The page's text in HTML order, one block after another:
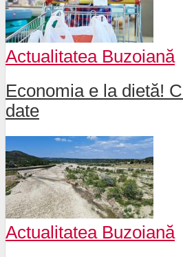
Actualitatea Buzoiană
Economia e la dietă!
date
Actualitatea Buzoiană